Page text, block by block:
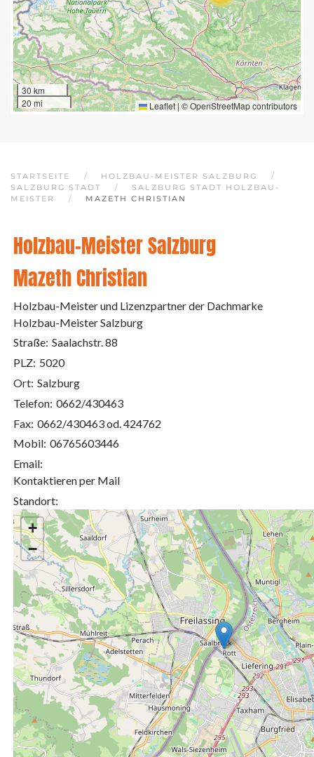
30 km
20 mi
Leaflet | ©OpenStreetMapcontributors
STARTSEITE
HOLZBAU-MEISTER SALZBURG
SALZBURG STADT
SALZBURG STADT HOLZBAU-
MEISTER
MAZETH CHRISTIAN
Holzbau-Meister Salzburg
Mazeth Christian
Holzbau-Meister und Lizenzpartner der Dachmarke
Holzbau-Meister Salzburg
Straße: Saalachstr. 88
PLZ: 5020
Ort: Salzburg
Telefon: 0662/430463
Fax: 0662/430463 od. 424762
Mobil: 06765603446
Email:
Kontaktieren per Mail
Standort:
+
−